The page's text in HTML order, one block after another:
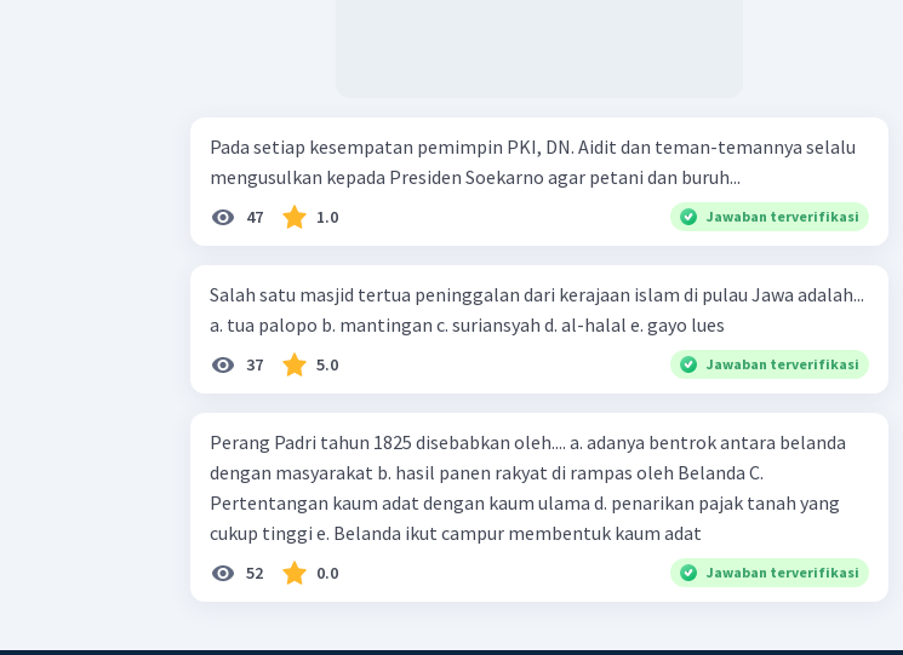
Pada setiap kesempatan pemimpin PKI, DN. Aidit dan teman-temannya selalu
mengusulkan kepada Presiden Soekarno agar petani dan buruh...
47 1.0 Jawaban terverifikasi
Salah satu masjid tertua peninggalan dari kerajaan islam di pulau Jawa adalah...
a. tua palopo b. mantingan c. suriansyah d. al-halal e. gayo lues
37 5.0 Jawaban terverifikasi
Perang Padri tahun 1825 disebabkan oleh.... a. adanya bentrok antara belanda
dengan masyarakat b. hasil panen rakyat di rampas oleh Belanda C.
Pertentangan kaum adat dengan kaum ulama d. penarikan pajak tanah yang
cukup tinggi e. Belanda ikut campur membentuk kaum adat
52 0.0 Jawaban terverifikasi